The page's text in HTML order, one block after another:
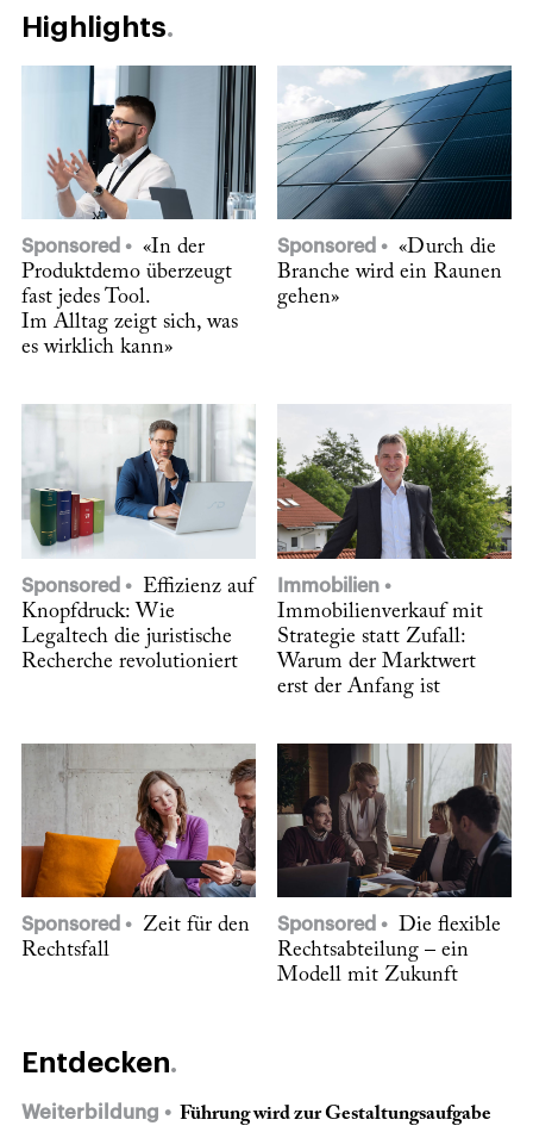
Highlights
Sponsored
«In der
Produktdemo überzeugt
fast jedes Tool.
Im Alltag zeigt sich, was
es wirklich kann»
Sponsored
«Durch die
Branche wird ein Raunen
gehen»
Sponsored
Effizienz auf
Knopfdruck: Wie
Legaltech die juristische
Recherche revolutioniert
Immobilien
Immobilienverkauf mit
Strategie statt Zufall:
Warum der Marktwert
erst der Anfang ist
Sponsored
Zeit für den
Rechtsfall
Sponsored
Die flexible
Rechtsabteilung – ein
Modell mit Zukunft
Entdecken
Weiterbildung Führung wird zur Gestaltungsaufgabe